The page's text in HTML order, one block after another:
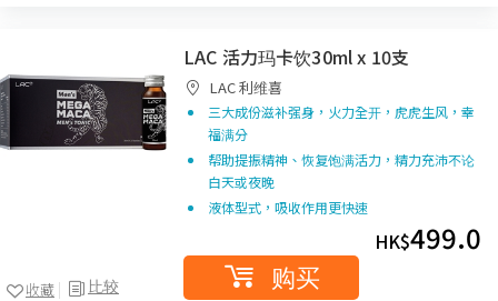
比较
收藏
LAC 活力玛卡饮30ml x 10支
LAC 利维喜
三大成份滋补强身，火力全开，虎虎生风，幸
福满分
帮助提振精神、恢复饱满活力，精力充沛不论
白天或夜晚
液体型式，吸收作用更快速
HK$499.0
购买